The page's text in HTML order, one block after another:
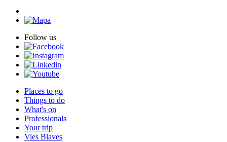
Follow us
Places to go
Things to do
What's on
Professionals
Your trip
Vies Blaves